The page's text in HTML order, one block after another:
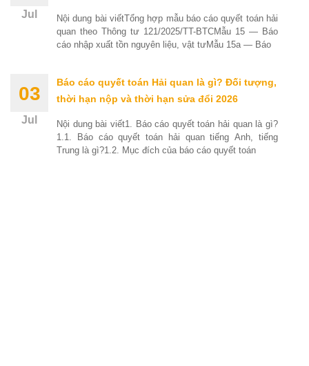
Jul
Nội dung bài viếtTổng hợp mẫu báo cáo quyết toán hải
quan theo Thông tư 121/2025/TT-BTCMẫu 15 — Báo
cáo nhập xuất tồn nguyên liệu, vật tưMẫu 15a — Báo
03
Jul
Báo cáo quyết toán Hải quan là gì? Đối tượng,
thời hạn nộp và thời hạn sửa đổi 2026
Nội dung bài viết1. Báo cáo quyết toán hải quan là gì?
1.1. Báo cáo quyết toán hải quan tiếng Anh, tiếng
Trung là gì?1.2. Mục đích của báo cáo quyết toán